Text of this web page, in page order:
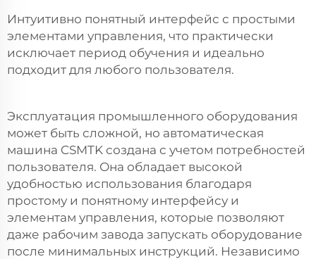
Интуитивно понятный интерфейс с простыми
элементами управления, что практически
исключает период обучения и идеально
подходит для любого пользователя.
Эксплуатация промышленного оборудования
может быть сложной, но автоматическая
машина CSMTK создана с учетом потребностей
пользователя. Она обладает высокой
удобностью использования благодаря
простому и понятному интерфейсу и
элементам управления, которые позволяют
даже рабочим завода запускать оборудование
после минимальных инструкций. Независимо